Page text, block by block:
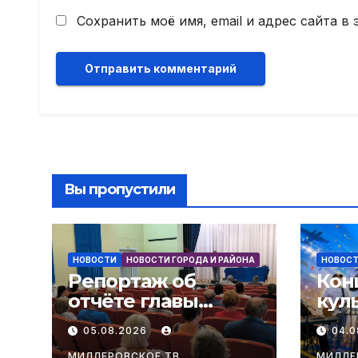
Сохранить моё имя, email и адрес сайта
Вы пропустили
НОВОСТИ НОВОСТИ ГОРОДА И РАЙОНА
Репортаж об
отчёте главы
администрации
Мальчевского
05.08.2026
в
РФ